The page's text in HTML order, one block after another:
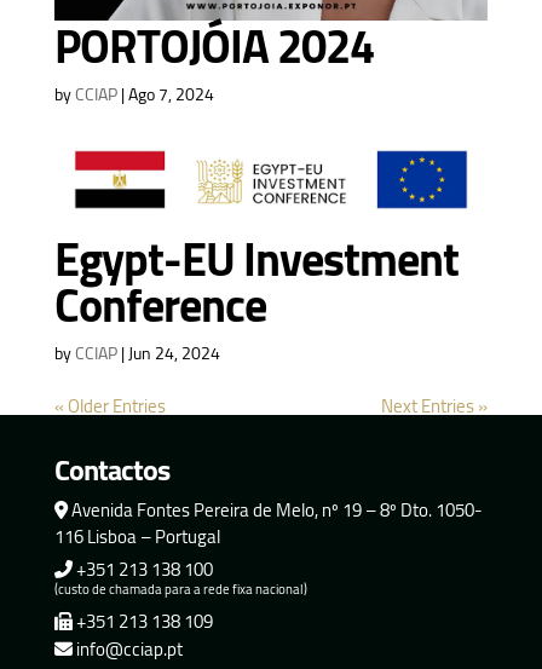
PORTOJÓIA 2024
byCCIAP|Ago 7, 2024
Egypt-EU Investment
Conference
byCCIAP|Jun 24, 2024
« Older Entries Next Entries »
Contactos
Avenida Fontes Pereira de Melo, nº 19 – 8º Dto. 1050-
116 Lisboa – Portugal
+351 213 138 100
(custo de chamada para a rede fixa nacional)
+351 213 138 109
info@cciap.pt